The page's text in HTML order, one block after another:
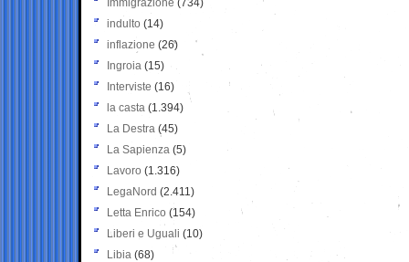
Immigrazione (734)
indulto (14)
inflazione (26)
Ingroia (15)
Interviste (16)
la casta (1.394)
La Destra (45)
La Sapienza (5)
Lavoro (1.316)
LegaNord (2.411)
Letta Enrico (154)
Liberi e Uguali (10)
Libia (68)